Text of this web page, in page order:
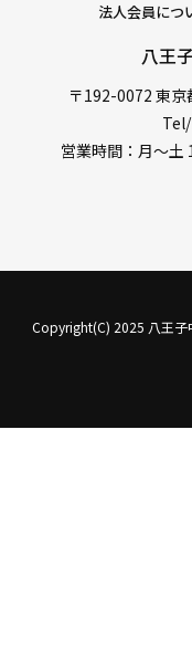
八王
〒192-0072 東
営業時間：月〜土
法人会員につ
Copyright(C) 2025 八王子